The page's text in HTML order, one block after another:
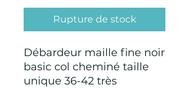
Rupture de stock
Débardeur maille fine noir
basic col cheminé taille
unique 36-42 très